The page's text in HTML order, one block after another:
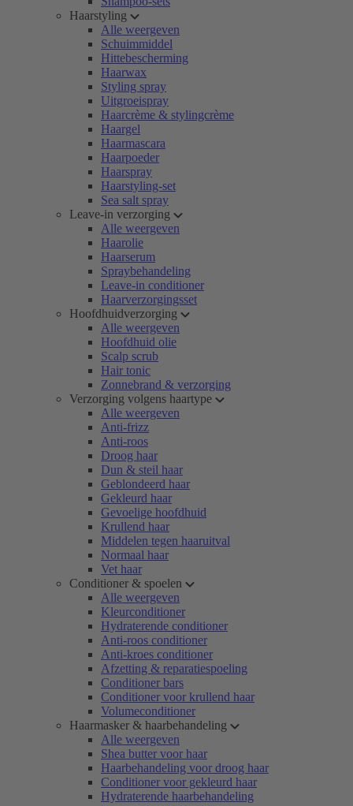
Haarstyling
Alle weergeven
Schuimmiddel
Hittebescherming
Haarwax
Styling spray
Uitgroeispray
Haarcrème & stylingcrème
Haargel
Haarmascara
Haarpoeder
Haarspray
Haarstyling-set
Sea salt spray
Leave-in verzorging
Alle weergeven
Haarolie
Haarserum
Spraybehandeling
Leave-in conditioner
Haarverzorgingsset
Hoofdhuidverzorging
Alle weergeven
Hoofdhuid olie
Scalp scrub
Hair tonic
Zonnebrand & verzorging
Verzorging volgens haartype
Alle weergeven
Anti-frizz
Anti-roos
Droog haar
Dun & steil haar
Geblondeerd haar
Gekleurd haar
Gevoelige hoofdhuid
Krullend haar
Middelen tegen haaruitval
Normaal haar
Vet haar
Conditioner & spoelen
Alle weergeven
Kleurconditioner
Hydraterende conditioner
Anti-roos conditioner
Anti-kroes conditioner
Afzetting & reparatiespoeling
Conditioner bars
Conditioner voor krullend haar
Volumeconditioner
Haarmasker & haarbehandeling
Alle weergeven
Shea butter voor haar
Haarbehandeling voor droog haar
Conditioner voor gekleurd haar
Hydraterende haarbehandeling